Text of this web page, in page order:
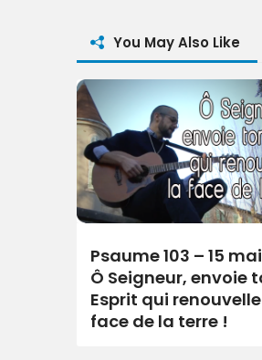
You May Also Like
Psaume 103 – 15
Ô Seigneur, envoie
Esprit qui
face de la terre !